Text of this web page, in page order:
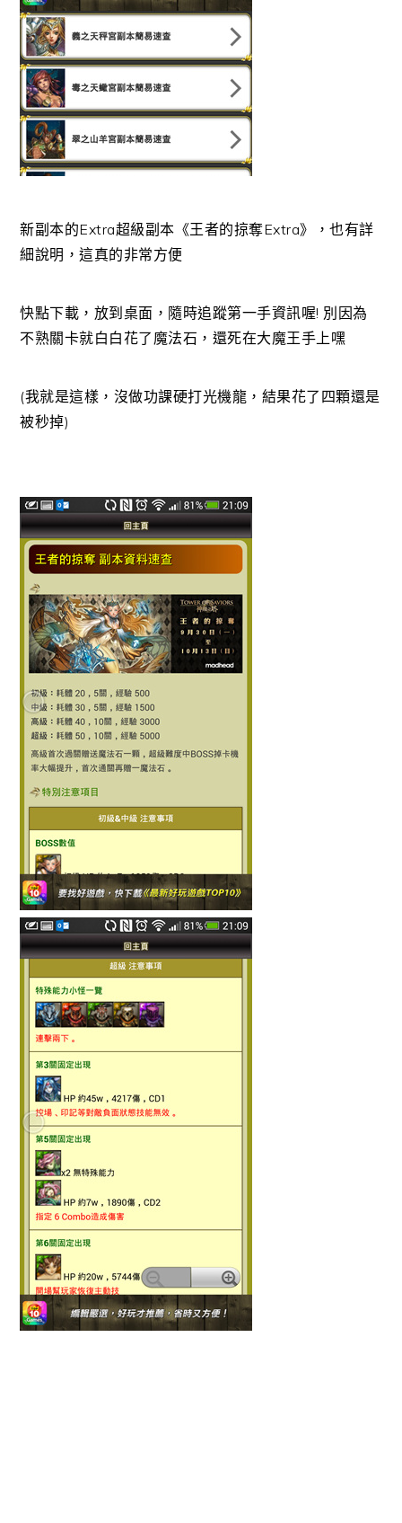
新副本的Extra超級副本《王者的掠奪Extra》，也有詳
細說明，這真的非常方便
快點下載，放到桌面，隨時追蹤第一手資訊喔! 別因為
不熟關卡就白白花了魔法石，還死在大魔王手上嘿
(我就是這樣，沒做功課硬打光機龍，結果花了四顆還是
被秒掉)